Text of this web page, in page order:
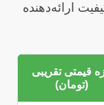
ارائه‌دهنده
قیمتی تقریبی
(تومان)